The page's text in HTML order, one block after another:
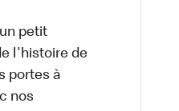
petit
l'histoire de
portes à
nos